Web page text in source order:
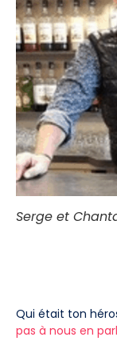
Serge et
Qui était ton
pas à nous en